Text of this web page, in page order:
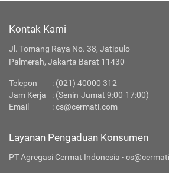
Kontak Kami
Jl. Tomang Raya No. 38, Jatipulo
Palmerah, Jakarta Barat 11430
Telepon : (021) 40000 312
Jam Kerja
: (Senin-Jumat 9:00-17:00)
Email
:cs@cermati.com
Layanan Pengaduan Konsumen
PT Agregasi Cermat Indonesia -